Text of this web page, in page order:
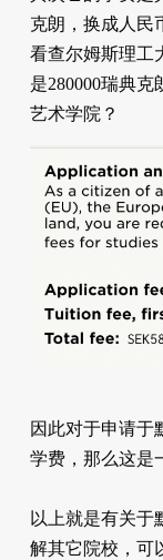
克朗，换成人民
看查尔姆斯理工
是280000瑞典
艺术学院？
因此对于申请于
学费，那么这是
以上就是有关于
解其它院校，可